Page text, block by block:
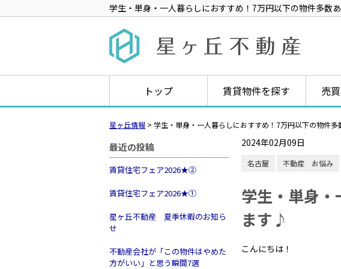
学生・単身・一人暮らしにおすすめ！7万円以下の物件多数
トップ 賃貸物件を探す 売
星ヶ丘情報 > 学生・単身・一人暮らしにおすすめ！7万円以下の物件
最近の投稿
賃貸住宅フェア2026★➁
賃貸住宅フェア2026★①
星ヶ丘不動産 夏季休暇のお知ら
せ
不動産会社が「この物件はやめた
方がいい」と思う瞬間7選
2024年02月09日
名古屋 不動産 お悩み
学生・単身
ます♪
こんにちは！